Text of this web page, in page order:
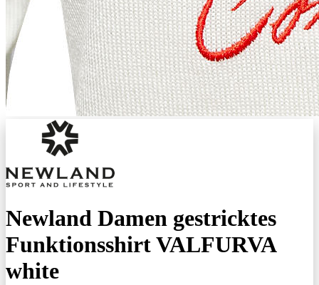
Newland Damen gestricktes
Funktionsshirt VALFURVA
white